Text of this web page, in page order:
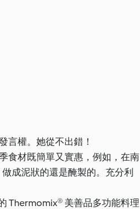
言權。她從不出錯！
食材既簡單又實惠，例如，在南
成泥狀的還是醃製的。充分利
Thermomix® 美善品多功能料理